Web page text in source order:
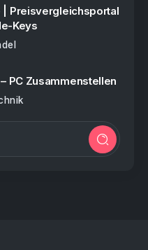
| Preisvergleichsportal
Keys
PC Zusammenstellen